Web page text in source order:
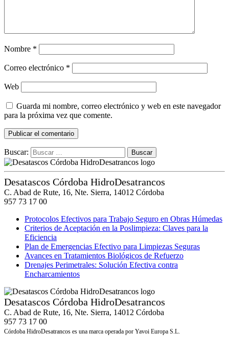
Nombre *
Correo electrónico *
Web
Guarda mi nombre, correo electrónico y web en este navegador
para la próxima vez que comente.
Buscar:
Desatascos Córdoba HidroDesatrancos
C. Abad de Rute, 16, Nte. Sierra, 14012 Córdoba
957 73 17 00
Protocolos Efectivos para Trabajo Seguro en Obras Húmedas
Criterios de Aceptación en la Poslimpieza: Claves para la
Eficiencia
Plan de Emergencias Efectivo para Limpiezas Seguras
Avances en Tratamientos Biológicos de Refuerzo
Drenajes Perimetrales: Solución Efectiva contra
Encharcamientos
Desatascos Córdoba HidroDesatrancos
C. Abad de Rute, 16, Nte. Sierra, 14012 Córdoba
957 73 17 00
Córdoba HidroDesatrancos es una marca operada por Yavoi Europa S.L.